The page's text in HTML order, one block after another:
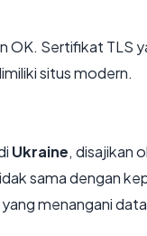
OK. Sertifikat TLS
situs modern.
Ukraine, disajikan
sama dengan
menangani